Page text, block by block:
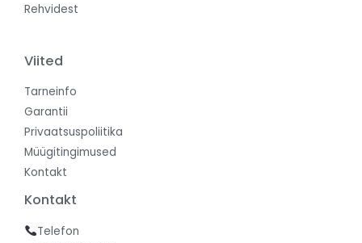
Rehvidest
Viited
Tarneinfo
Garantii
Privaatsuspoliitika
Müügitingimused
Kontakt
Kontakt
Telefon